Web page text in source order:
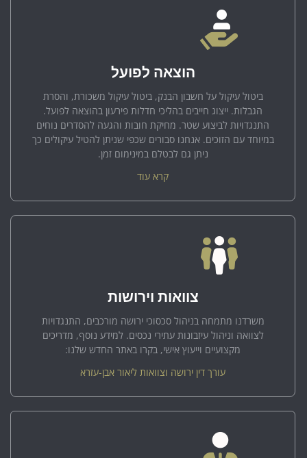
הוצאה לפועל
ביטול עיקול על חשבון הבנק, ביטול עיקול משכורת, והסרת
הגבלות. ייצוג חייבים בהליכי חדלות פירעון בהוצאה לפועל.
התנגדויות לביצוע שטר. מחיקת חובות והגעה להסדרים נוחים
במיוחד עם הזוכים. אנחנו סבורים שכפי שניתן להטיל עיקולים כך
ניתן גם לבטלם במינימום זמן.
קרא עוד
צוואות וירושות
משרדנו מתמחה בניהול סכסוכי ירושה מורכבים, התנגדויות
לצוואה וניהול עיזבונות עתירי נכסים. למידע נוסף, מדריכים
מקצועיים וייעוץ אישי, בקרו באתר החדש שלנו:
עורך דין ירושה וצוואות ליאור אבן-עזרא